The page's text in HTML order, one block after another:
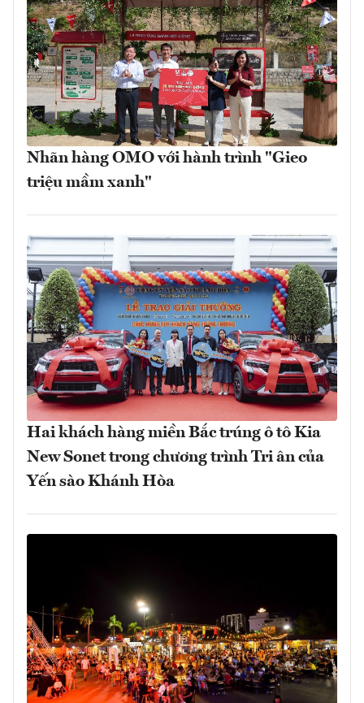
Nhãn hàng OMO với hành trình "Gieo
triệu mầm xanh"
Hai khách hàng miền Bắc trúng ô tô Kia
New Sonet trong chương trình Tri ân của
Yến sào Khánh Hòa